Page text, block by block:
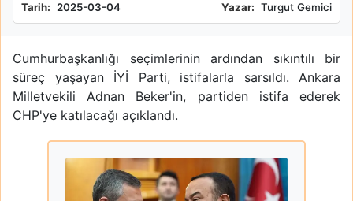
Tarih: 2025-03-04 Yazar: Turgut Gemici
Cumhurbaşkanlığı seçimlerinin ardından sıkıntılı bir
süreç yaşayan İYİ Parti, istifalarla sarsıldı. Ankara
Milletvekili Adnan Beker'in, partiden istifa ederek
CHP'ye katılacağı açıklandı.